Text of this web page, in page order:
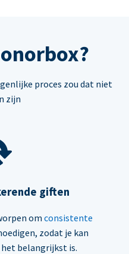
proces zou dat niet
zijn
giften
om consistente
zodat je kan
belangrijkst is.